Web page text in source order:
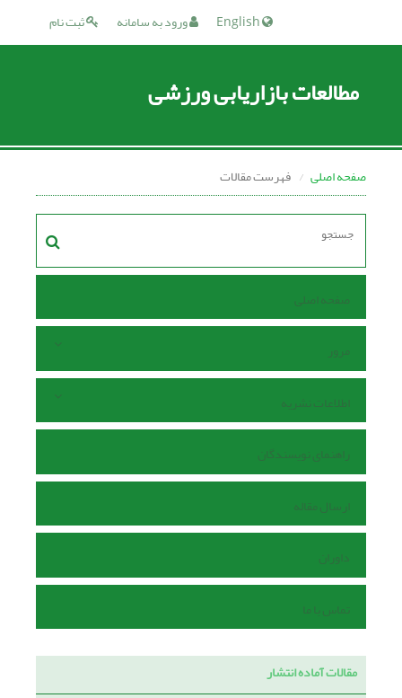
ثبت نام ورود به سامانه
مطالعات بازاریابی ورزشی
صفحه اصلی فهرست مقالات
صفحه اصلی
مرور
اطلاعات نشریه
راهنمای نویسندگان
ارسال مقاله
داوران
تماس با ما
مقالات آماده انتشار